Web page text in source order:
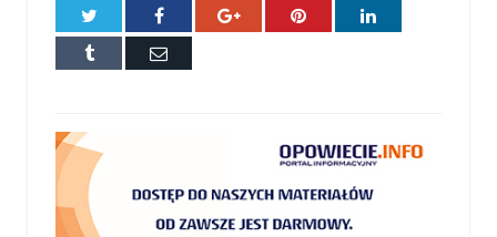
Twitter Facebook Google+ Pinterest LinkedIn
Tumblr
E-